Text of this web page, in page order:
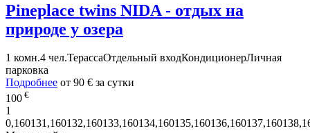
Pineplace twins NIDA - отдых на
природе у озера
1 комн.4 чел.ТерассаОтдельный входКондиционерЛичная
парковка
Подробнее от 90 € за сутки
100 €
1